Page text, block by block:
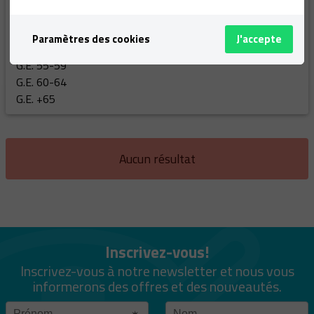
G.E. 45-49
G.E. 50-54
G.E. 55-59
G.E. 60-64
G.E. +65
Aucun résultat
Inscrivez-vous!
Inscrivez-vous à notre newsletter et nous vous
informerons des offres et des nouveautés.
Paramètres des cookies J'accepte